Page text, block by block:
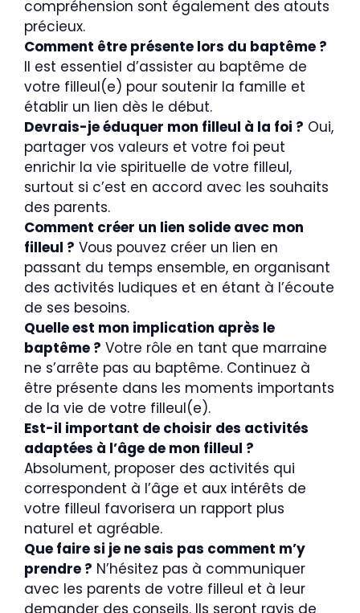
compréhension sont également des atouts
précieux.
Comment être présente lors du baptême ?
Il est essentiel d’assister au baptême de
votre filleul(e) pour soutenir la famille et
établir un lien dès le début.
Devrais-je éduquer mon filleul à la foi ? Oui,
partager vos valeurs et votre foi peut
enrichir la vie spirituelle de votre filleul,
surtout si c’est en accord avec les souhaits
des parents.
Comment créer un lien solide avec mon
filleul ? Vous pouvez créer un lien en
passant du temps ensemble, en organisant
des activités ludiques et en étant à l’écoute
de ses besoins.
Quelle est mon implication après le
baptême ? Votre rôle en tant que marraine
ne s’arrête pas au baptême. Continuez à
être présente dans les moments importants
de la vie de votre filleul(e).
Est-il important de choisir des activités
adaptées à l’âge de mon filleul ?
Absolument, proposer des activités qui
correspondent à l’âge et aux intérêts de
votre filleul favorisera un rapport plus
naturel et agréable.
Que faire si je ne sais pas comment m’y
prendre ? N’hésitez pas à communiquer
avec les parents de votre filleul et à leur